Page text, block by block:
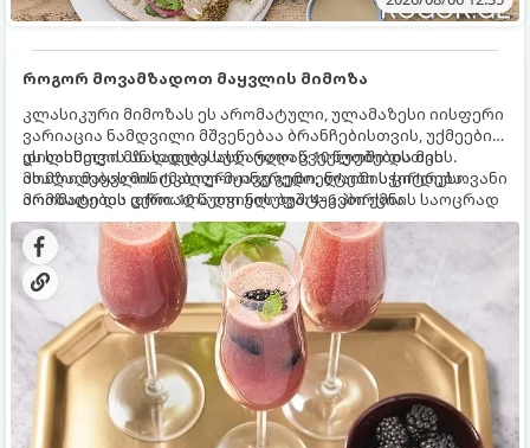
როგორ მოვამზადოთ მაყვლის მიმოზა
კლასიკური მიმოზას ეს არომატული, ულამაზესი იისფერი
ვარიაცია ნამდვილი მშვენებაა ბრანჩებისთვის, უქმეების
დილისთვის ან სადღესასწაულო წვეულებებისთვის.
ახალი მაყვლის ტკბილ-მჟავე გემო, ლაიმის ციტრუსოვანი
არომატი და ცქრიალა ღვინის ბუშტუკები ქმნის საოცრად
დახვეწილ და მაგრილებელ კოქტეილს.
ეს სასმელი მზადდება სულ რაღაც 10 წუთში და მის
მომზადებას მინიმალური ინგრედიენტები სჭირდება.
მომზადების დრო: 10 წუთი ულუფა: 4–6 პორცია